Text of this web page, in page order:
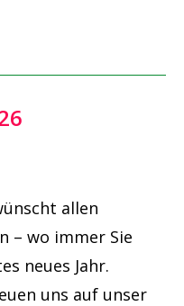
allen
– wo immer Sie
neues Jahr.
uns auf unser